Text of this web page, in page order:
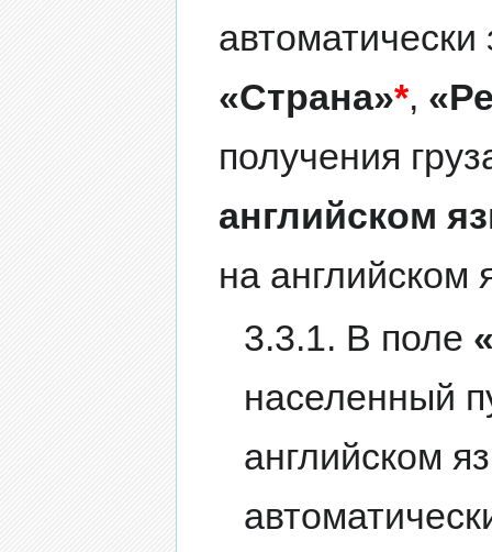
«Страна»*,
получения
английском
на английском
3.3.1. В поле
населенный
английском